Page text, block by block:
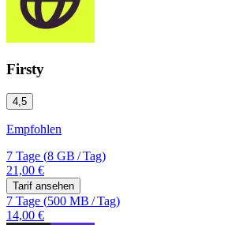
Firsty
4,5
Empfohlen
7 Tage (8 GB /Tag)
21,00 €
Tarif ansehen
7 Tage (500 MB /Tag)
14,00 €